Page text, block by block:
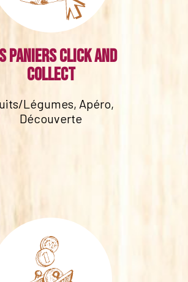
paniers click and
collect
Légumes, Apéro,
Découverte